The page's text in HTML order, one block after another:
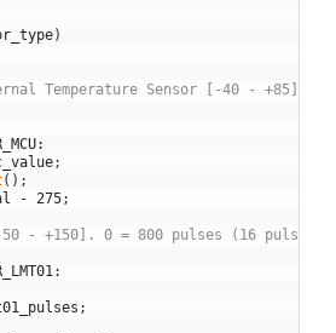
)
Temperature Sensor [-40 - +85], 0 =
:
;
( ) ;
- 275;
- +150]. 0 = 800 pulses (16 pulses/
:
;